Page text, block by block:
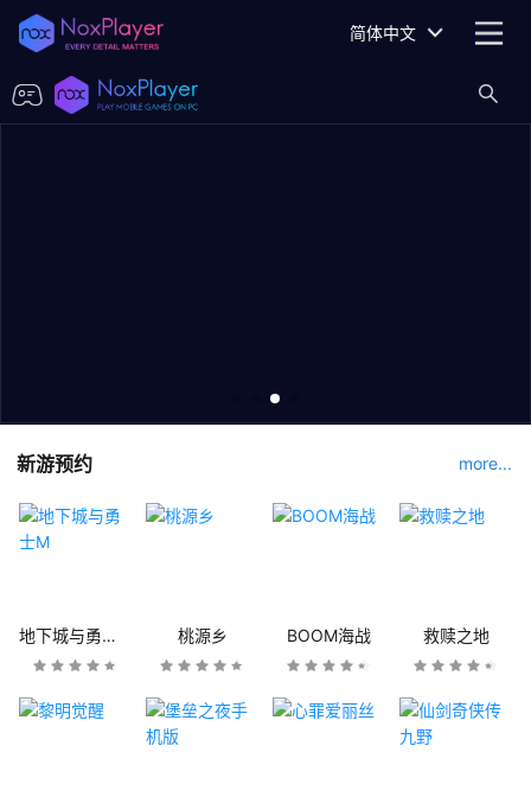
简体中文
新游预约 more...
地下城与勇士M 桃源乡 BOOM海战 救赎之地